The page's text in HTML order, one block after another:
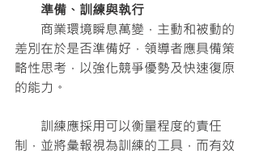
準備、訓練與執行
商業環境瞬息萬變，主動和被動的
差別在於是否準備好，領導者應具備策
略性思考，以強化競爭優勢及快速復原
的能力。
訓練應採用可以衡量程度的責任
制，並將彙報視為訓練的工具，而有效